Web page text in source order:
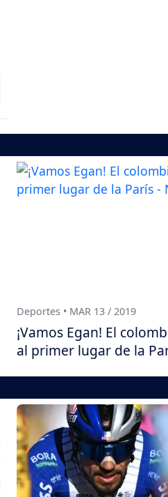
Deportes • MAR 13 / 2019
¡Vamos Egan! El
al primer lugar de la